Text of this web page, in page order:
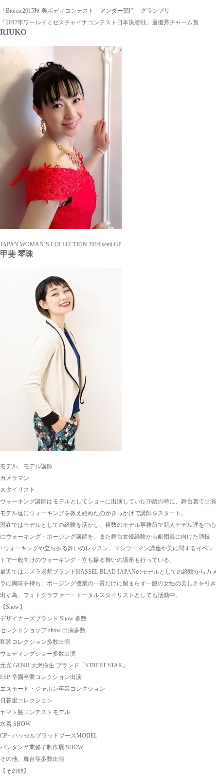
「Biorise2015秋 美ボディコンテスト」アンダー部門 グランプリ
「2017年ワールドミセスチャイナコンテスト日本決勝戦」最優秀チャーム賞
RIUKO
JAPAN WOMAN’S COLLECTION 2016 semi GP
甲斐 琴珠
モデル、モデル講師
カメラマン
スタイリスト
ウォーキング講師はモデルとしてショーに出演していた20歳の時に、舞台裏で出演
モデル達にウォーキングを教え始めたのがきっかけで講師をスタート。
現在ではモデルとしての経験を活かし、複数のモデル事務所で新人モデル達を中心
にウォーキング・ポージング講師を、また舞台女優経験から劇団員に向けた演技
+ウォーキングや立ち振る舞いのレッスン、マンツーマン講座や美に関するイベン
トで一般向けのウォーキング・立ち振る舞いの講座も行っている。
最近ではカメラ老舗ブランドHASSEL BLAD JAPANのモデルとしての経験からカメ
ラに興味を持ち、ポージング授業の一貫だけに留まらず一般の女性の美しさを引き
出す為、フォトグラファー・トータルスタイリストとしても活動中。
【Show】
デザイナーズブランド Show 多数
セレクトショップ show 出演多数
和装コレクション多数出演
ウェディングショー多数出演
元光 GENJI 大沢樹生 ブランド「STREET STAR」
ESP 学園卒業コレクション出演
エスモード・ジャポン卒業コレクション
日暮里コレクション
ヤマト髪コンテストモデル
水着 SHOW
CP+ ハッセルブラッドブースMODEL
バンタン卒業修了制作展 SHOW
その他、舞台等多数出演
【その他】